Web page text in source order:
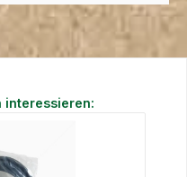
interessieren: